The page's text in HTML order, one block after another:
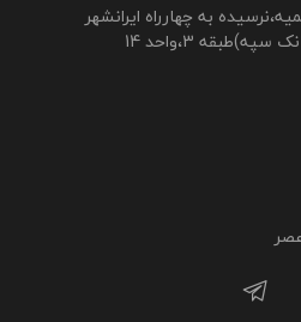
به چهارراه ایرانشهر